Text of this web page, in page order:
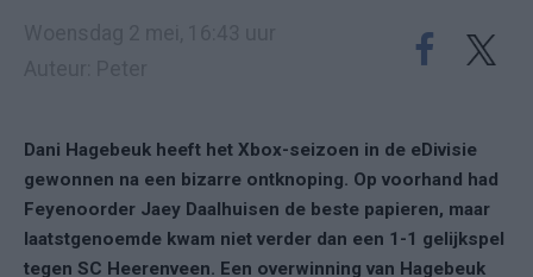
Dani Hagebeuk heeft het Xbox-seizoen in de eDivisie
gewonnen na een bizarre ontknoping. Op voorhand had
Feyenoorder Jaey Daalhuisen de beste papieren, maar
laatstgenoemde kwam niet verder dan een 1-1 gelijkspel
tegen SC Heerenveen. Een overwinning van Hagebeuk